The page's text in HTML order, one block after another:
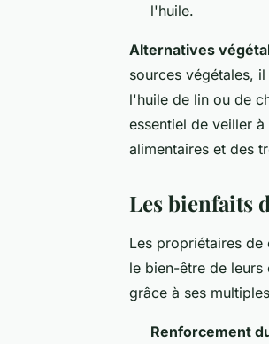
l'huile.
Alternatives
sources végétales,
l'huile de lin ou de
essentiel de veiller
alimentaires et des
Les bienfaits
Les propriétaires de
le bien-être de
grâce à ses multiples
Renforcement